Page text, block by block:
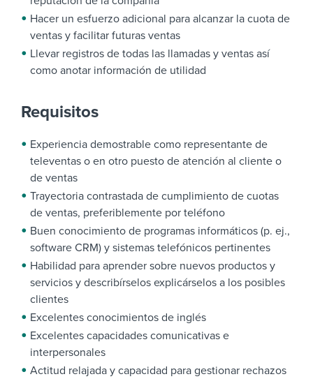
Hacer un esfuerzo adicional para alcanzar la cuota de
ventas y facilitar futuras ventas
Llevar registros de todas las llamadas y ventas así
como anotar información de utilidad
Requisitos
Experiencia demostrable como representante de
televentas o en otro puesto de atención al cliente o
de ventas
Trayectoria contrastada de cumplimiento de cuotas
de ventas, preferiblemente por teléfono
Buen conocimiento de programas informáticos (p. ej.,
software CRM) y sistemas telefónicos pertinentes
Habilidad para aprender sobre nuevos productos y
servicios y describírselos explicárselos a los posibles
clientes
Excelentes conocimientos de inglés
Excelentes capacidades comunicativas e
interpersonales
Actitud relajada y capacidad para gestionar rechazos